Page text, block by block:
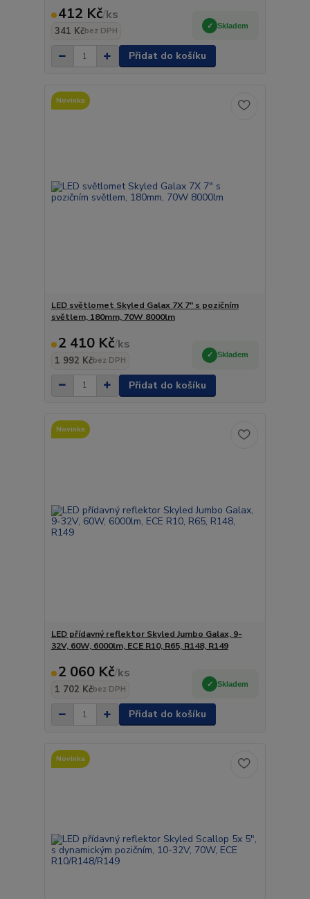
412 Kč/ks
341 Kčbez DPH
Skladem
Přidat do košíku
Novinka
LED světlomet Skyled Galax 7X 7" s pozičním
světlem, 180mm, 70W 8000lm
2 410 Kč/ks
1 992 Kčbez DPH
Skladem
Přidat do košíku
Novinka
LED přídavný reflektor Skyled Jumbo Galax, 9-
32V, 60W, 6000lm, ECE R10, R65, R148, R149
2 060 Kč/ks
1 702 Kčbez DPH
Skladem
Přidat do košíku
Novinka